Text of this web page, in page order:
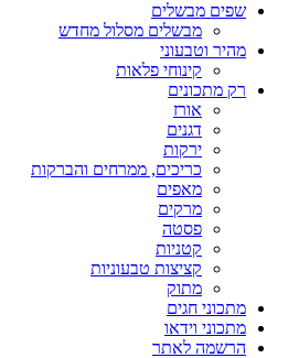
שפים מבשלים
מבשלים מסלול מחדש
מהיר וטבעוני
קינוחי פלאות
רק מתכונים
אורז
דגנים
ירקות
כריכים, ממרחים והברקות
מאפים
מרקים
פסטה
קטניות
קציצות טבעוניות
מתוק
מתכוני חגים
מתכוני וידאו
הרשמה לאתר